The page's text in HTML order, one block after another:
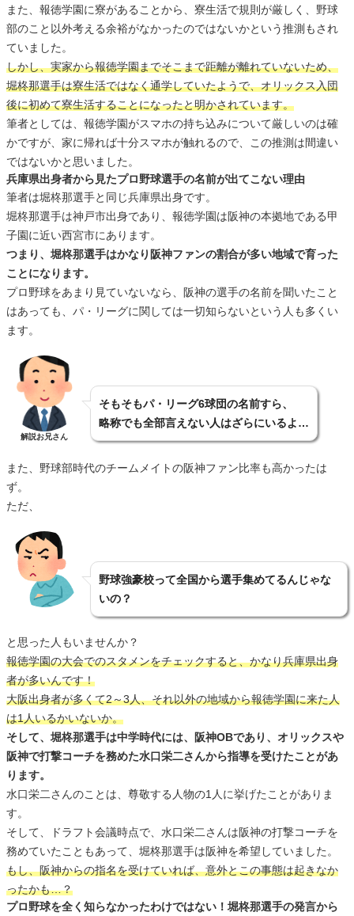
また、報徳学園に寮があることから、寮生活で規則が厳しく、野球
部のこと以外考える余裕がなかったのではないかという推測もされ
ていました。
しかし、実家から報徳学園までそこまで距離が離れていないため、
堀柊那選手は寮生活ではなく通学していたようで、オリックス入団
後に初めて寮生活することになったと明かされています。
筆者としては、報徳学園がスマホの持ち込みについて厳しいのは確
かですが、家に帰れば十分スマホが触れるので、この推測は間違い
ではないかと思いました。
兵庫県出身者から見たプロ野球選手の名前が出てこない理由
筆者は堀柊那選手と同じ兵庫県出身です。
堀柊那選手は神戸市出身であり、報徳学園は阪神の本拠地である甲
子園に近い西宮市にあります。
つまり、堀柊那選手はかなり阪神ファンの割合が多い地域で育った
ことになります。
プロ野球をあまり見ていないなら、阪神の選手の名前を聞いたこと
はあっても、パ・リーグに関しては一切知らないという人も多くい
ます。
解説お兄さん
そもそもパ・リーグ6球団の名前すら、
略称でも全部言えない人はざらにいるよ…
また、野球部時代のチームメイトの阪神ファン比率も高かったは
ず。
ただ、
野球強豪校って全国から選手集めてるんじゃな
いの？
と思った人もいませんか？
報徳学園の大会でのスタメンをチェックすると、かなり兵庫県出身
者が多いんです！
大阪出身者が多くて2～3人、それ以外の地域から報徳学園に来た人
は1人いるかいないか。
そして、堀柊那選手は中学時代には、阪神OBであり、オリックスや
阪神で打撃コーチを務めた水口栄二さんから指導を受けたことがあ
ります。
水口栄二さんのことは、尊敬する人物の1人に挙げたことがありま
す。
そして、ドラフト会議時点で、水口栄二さんは阪神の打撃コーチを
務めていたこともあって、堀柊那選手は阪神を希望していました。
もし、阪神からの指名を受けていれば、意外とこの事態は起きなか
ったかも…？
プロ野球を全く知らなかったわけではない！堀柊那選手の発言から